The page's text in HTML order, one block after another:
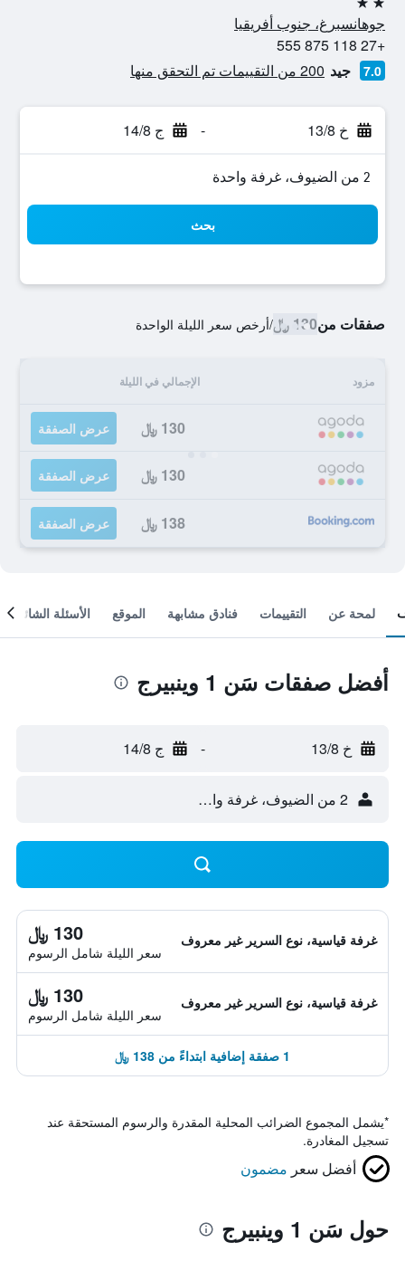
2 نجمتين
جوهانسبرغ، جنوب أفريقيا
+27 118 875 555
7.0 جيد 200 من التقييمات تم التحقق منها
خ 13/8 - ج 14/8
2 من الضيوف، غرفة واحدة
بحث
صفقات من130 ﷼ /أرخص سعر الليلة الواحدة
مزود الإجمالي في الليلة
130 ﷼ عرض الصفقة
130 ﷼ عرض الصفقة
138 ﷼ عرض الصفقة
لمحة عن التقييمات فنادق مشابهة الموقع الأسئلة الشائعة
أفضل صفقات سَن 1 وينبيرج
خ 13/8 - ج 14/8
2 من الضيوف، غرفة واحدة
غرفة قياسية، نوع السرير غير معروف 130 ﷼
سعر الليلة شامل الرسوم
غرفة قياسية، نوع السرير غير معروف 130 ﷼
سعر الليلة شامل الرسوم
1 صفقة إضافية ابتداءً من 138 ﷼
*يشمل المجموع الضرائب المحلية المقدرة والرسوم المستحقة عند
تسجيل المغادرة.
أفضل سعر مضمون
حول سَن 1 وينبيرج